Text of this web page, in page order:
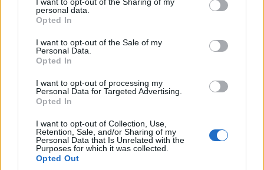
grant or deny consent to Google and its third-party tags to
use your data for below specified purposes in below Google
consent section.
personal data.
Opted In
I want to opt-out of the Sale of my
Personal Data.
Opted In
I want to opt-out of processing my
Personal Data for Targeted Advertising.
Opted In
I want to opt-out of Collection, Use,
Retention, Sale, and/or Sharing of my
Personal Data that Is Unrelated with the
Purposes for which it was collected.
Opted Out
Πόντος και Κρήτη ανταμώνουν στον Πολιτιστικό
Ποντιακό Σύλλογο Αμπελοκήπων-Μενεμένης «Το
Καΐστρι»